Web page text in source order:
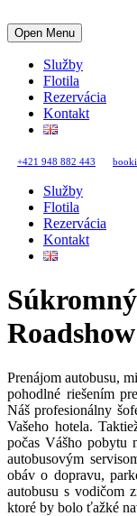
Open Menu
Služby
Flotila
Rezervácia
Kontakt
+421 948 882 443
Služby
Flotila
Rezervácia
Kontakt
Roadshow
Prenájom autobusu,
pohodlné riešením
Náš profesionálny
Vašeho hotela.
počas Vášho pobytu
autobusovým
obáv o dopravu,
autobusu s vodičom
ktoré by bolo ťažké